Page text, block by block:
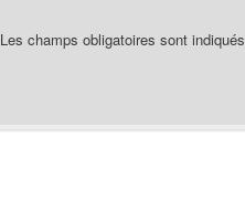
Les champs obligatoires sont indiqués